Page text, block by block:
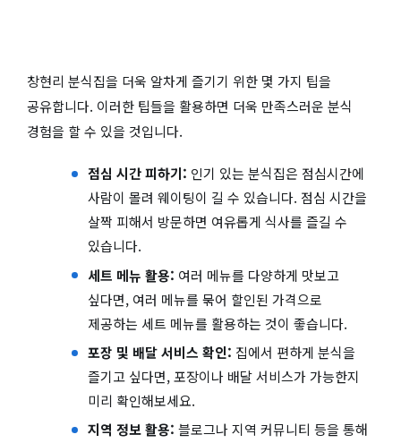
창현리 분식집을 더욱 알차게 즐기기 위한 몇 가지 팁을
공유합니다. 이러한 팁들을 활용하면 더욱 만족스러운 분식
경험을 할 수 있을 것입니다.
점심 시간 피하기: 인기 있는 분식집은 점심시간에
사람이 몰려 웨이팅이 길 수 있습니다. 점심 시간을
살짝 피해서 방문하면 여유롭게 식사를 즐길 수
있습니다.
세트 메뉴 활용: 여러 메뉴를 다양하게 맛보고
싶다면, 여러 메뉴를 묶어 할인된 가격으로
제공하는 세트 메뉴를 활용하는 것이 좋습니다.
포장 및 배달 서비스 확인: 집에서 편하게 분식을
즐기고 싶다면, 포장이나 배달 서비스가 가능한지
미리 확인해보세요.
지역 정보 활용: 블로그나 지역 커뮤니티 등을 통해